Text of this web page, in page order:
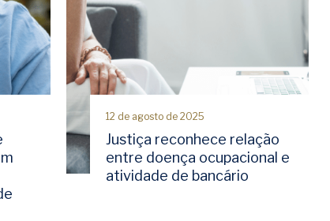
12 de agosto de 2025
Justiça reconhece relação
entre doença ocupacional e
atividade de bancário